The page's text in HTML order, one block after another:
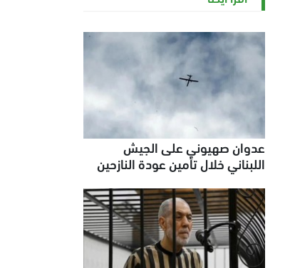
عدوان صهيوني على الجيش
اللبناني خلال تأمين عودة النازحين